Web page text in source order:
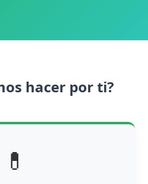
hacer por ti?
💊